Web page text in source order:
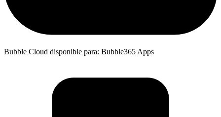
Bubble Cloud disponible para: Bubble365 Apps